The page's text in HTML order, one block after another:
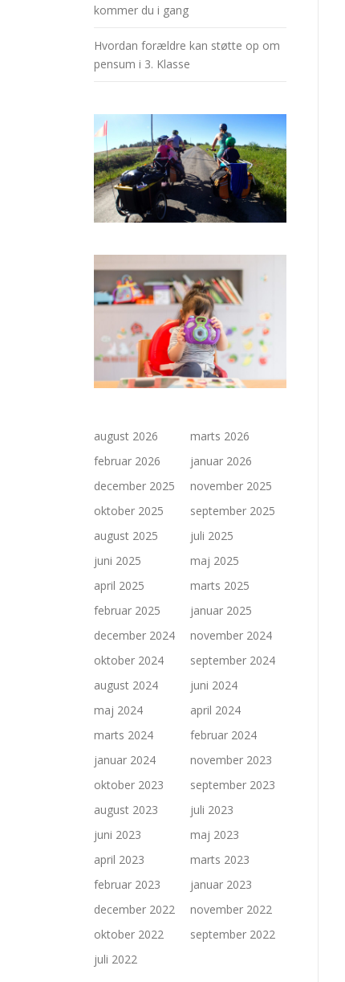
kommer du i gang
Hvordan forældre kan støtte op om
pensum i 3. Klasse
august 2026
marts 2026
februar 2026
januar 2026
december 2025
november 2025
oktober 2025
september 2025
august 2025
juli 2025
juni 2025
maj 2025
april 2025
marts 2025
februar 2025
januar 2025
december 2024
november 2024
oktober 2024
september 2024
august 2024
juni 2024
maj 2024
april 2024
marts 2024
februar 2024
januar 2024
november 2023
oktober 2023
september 2023
august 2023
juli 2023
juni 2023
maj 2023
april 2023
marts 2023
februar 2023
januar 2023
december 2022
november 2022
oktober 2022
september 2022
juli 2022